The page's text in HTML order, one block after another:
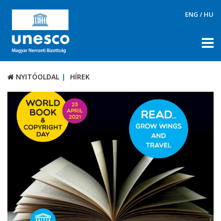
ENG / HU
NYITÓOLDAL HÍREK
RÓLUNK
TÉMÁK
DOKUMENTUMTÁR
PÁLYÁZATOK / DÍJAK
KAPCSOLAT
NYITÓOLDAL HÍREK